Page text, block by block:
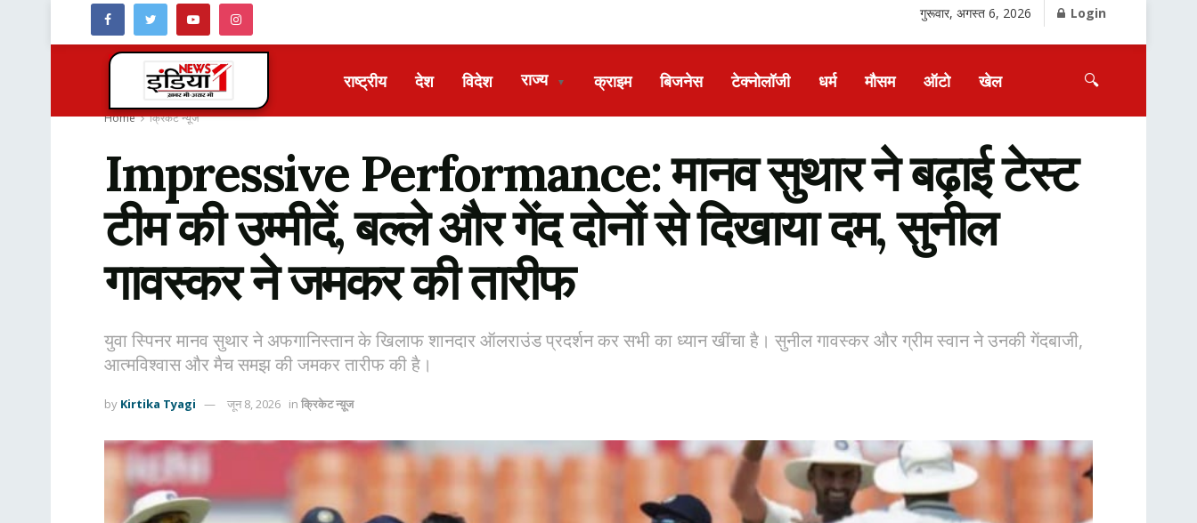
गुरूवार, अगस्त 6, 2026 Login
राष्ट्रीय देश विदेश राज्य ▼ क्राइम बिजनेस टेक्नोलॉजी धर्म मौसम ऑटो खेल 🔍
Home क्रिकेट न्यू़ज
Impressive Performance: मानव सुथार ने बढ़ाई टेस्ट
टीम की उम्मीदें, बल्ले और गेंद दोनों से दिखाया दम, सुनील
गावस्कर ने जमकर की तारीफ
युवा स्पिनर मानव सुथार ने अफगानिस्तान के खिलाफ शानदार ऑलराउंड प्रदर्शन कर सभी का ध्यान खींचा है। सुनील गावस्कर और ग्रीम स्वान ने उनकी गेंदबाजी,
आत्मविश्वास और मैच समझ की जमकर तारीफ की है।
by Kirtika Tyagi जून 8, 2026 in क्रिकेट न्यू़ज